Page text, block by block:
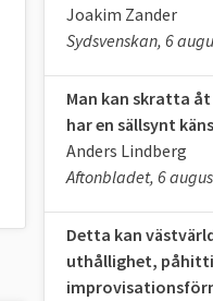
Joakim Zander
Sydsvenskan, 6
Man kan skratta åt
har en sällsynt
Anders Lindberg
Aftonbladet, 6
Detta kan
uthållighet,